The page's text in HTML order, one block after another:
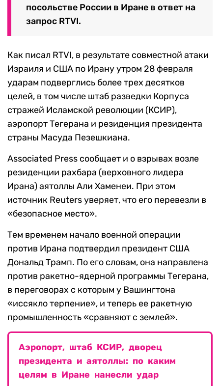
посольстве России в Иране в ответ на
запрос RTVI.
Как писал RTVI, в результате совместной атаки
Израиля и США по Ирану утром 28 февраля
ударам подверглись более трех десятков
целей, в том числе штаб разведки Корпуса
стражей Исламской революции (КСИР),
аэропорт Тегерана и резиденция президента
страны Масуда Пезешкиана.
Associated Press сообщает и о взрывах возле
резиденции рахбара (верховного лидера
Ирана) аятоллы Али Хаменеи. При этом
источник Reuters уверяет, что его перевезли в
«безопасное место».
Тем временем начало военной операции
против Ирана подтвердил президент США
Дональд Трамп. По его словам, она направлена
против ракетно-ядерной программы Тегерана,
в переговорах с которым у Вашингтона
«иссякло терпение», и теперь ее ракетную
промышленность «сравняют с землей».
Аэропорт, штаб КСИР, дворец
президента и аятоллы: по каким
целям в Иране нанесли удар